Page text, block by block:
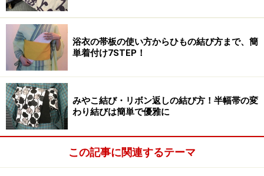
はしまいましょう。ただし、ひな人形を旧暦の3月3日
（2025年は3月31日）まで飾っておく地方や、ひな祭り
を月遅れで4月3日に祝う地方もあります。
湿気は大敵！ ひな人形の正しいしまい方
湿気は大敵なので、ひな人形は天気の良い日にしまいましょ
浴衣の帯板の使い方からひもの結び方まで、簡
単着付け7STEP！
みやこ結び・リボン返しの結び方！半幅帯の変
わり結びは簡単で優雅に
この記事に関連するテーマ